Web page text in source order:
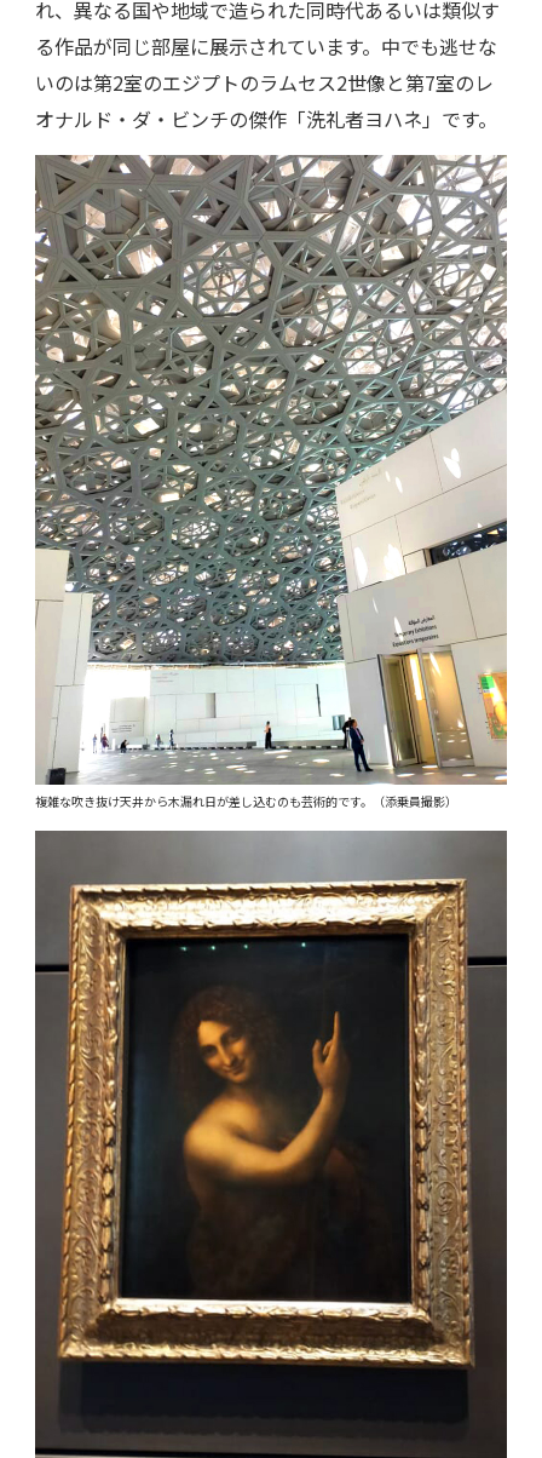
れ、異なる国や地域で造られた同時代あるいは類似す
る作品が同じ部屋に展示されています。中でも逃せな
いのは第2室のエジプトのラムセス2世像と第7室のレ
オナルド・ダ・ビンチの傑作「洗礼者ヨハネ」です。
複雑な吹き抜け天井から木漏れ日が差し込むのも芸術的です。（添乗員撮影）